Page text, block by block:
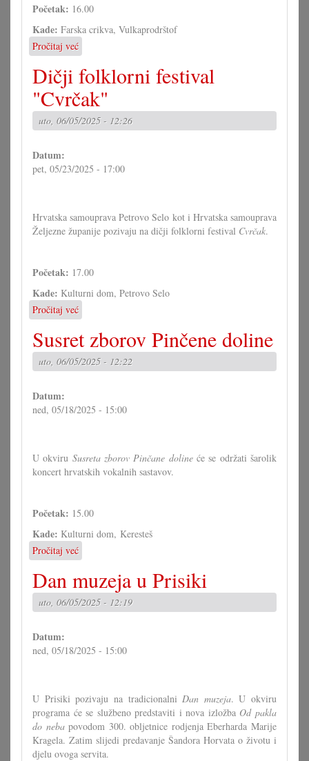
Početak: 16.00
Kade: Farska crikva, Vulkaprodrštof
Pročitaj već
Skupno
shodišće
gradišćanskih
Hrvatov
iz
Madjarske
Dičji folklorni festival
"Cvrčak"
uto, 06/05/2025 - 12:26
Datum:
pet, 05/23/2025 - 17:00
Hrvatska samouprava Petrovo Selo kot i Hrvatska samouprava
Željezne županije pozivaju na dičji folklorni festival Cvrčak.
Početak: 17.00
Kade: Kulturni dom, Petrovo Selo
Pročitaj već
Dičji
folklorni
festival
"Cvrčak"
Susret zborov Pinčene doline
uto, 06/05/2025 - 12:22
Datum:
ned, 05/18/2025 - 15:00
U okviru Susreta zborov Pinčane dolineće se održati šarolik
koncert hrvatskih vokalnih sastavov.
Početak: 15.00
Kade: Kulturni dom, Keresteš
Pročitaj već
Susret
zborov
Pinčene
doline
Dan muzeja u Prisiki
uto, 06/05/2025 - 12:19
Datum:
ned, 05/18/2025 - 15:00
U Prisiki pozivaju na tradicionalniDan muzeja. U okviru
programa će se službeno predstaviti i nova izložba Od pakla
do nebapovodom 300. obljetnice rodjenja Eberharda Marije
Kragela. Zatim slijedi predavanje Šandora Horvata o životu i
djelu ovoga servita.